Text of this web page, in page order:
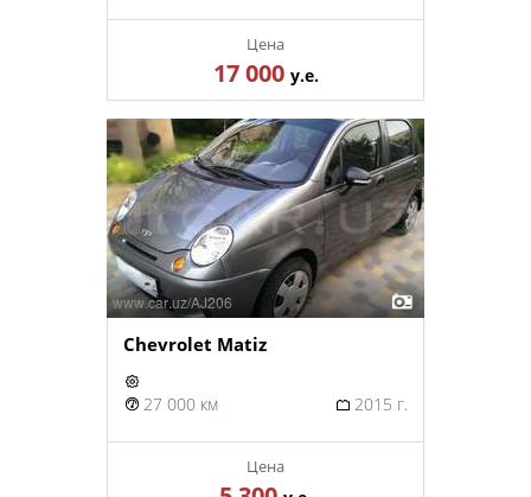
Цена
17 000 у.е.
Chevrolet Matiz
27 000 км 2015 г.
Цена